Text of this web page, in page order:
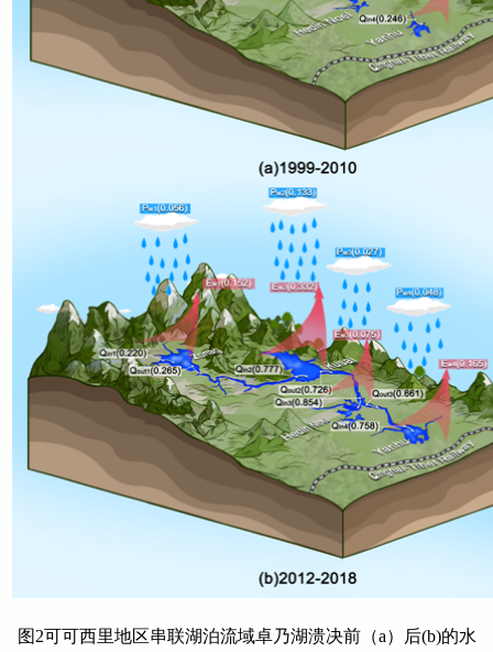
图2可可西里地区串联湖泊流域卓乃湖溃决前（a）后(b)的水